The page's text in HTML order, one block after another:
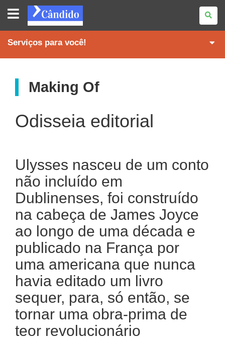
REVISTA
CÂNDIDO
Serviços para você!
Making Of
Odisseia editorial
Ulysses nasceu de um conto
não incluído em
Dublinenses, foi construído
na cabeça de James Joyce
ao longo de uma década e
publicado na França por
uma americana que nunca
havia editado um livro
sequer, para, só então, se
tornar uma obra-prima de
teor revolucionário